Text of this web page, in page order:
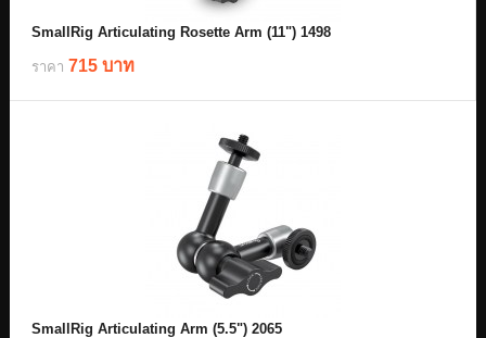
SmallRig Articulating Rosette Arm (11") 1498
ราคา 715 บาท
SmallRig Articulating Arm (5.5") 2065